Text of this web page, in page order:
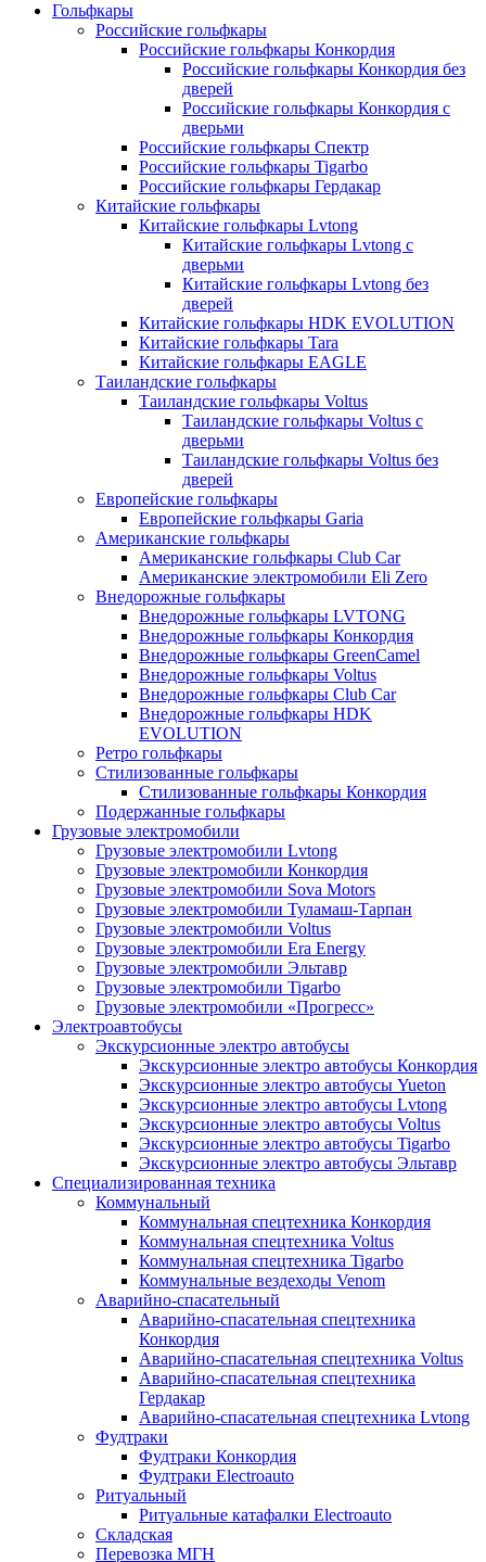
Гольфкары
Российские гольфкары
Российские гольфкары Конкордия
Российские гольфкары Конкордия без
дверей
Российские гольфкары Конкордия с
дверьми
Российские гольфкары Спектр
Российские гольфкары Tigarbo
Российские гольфкары Гердакар
Китайские гольфкары
Китайские гольфкары Lvtong
Китайские гольфкары Lvtong с
дверьми
Китайские гольфкары Lvtong без
дверей
Китайские гольфкары HDK EVOLUTION
Китайские гольфкары Tara
Китайские гольфкары EAGLE
Таиландские гольфкары
Таиландские гольфкары Voltus
Таиландские гольфкары Voltus с
дверьми
Таиландские гольфкары Voltus без
дверей
Европейские гольфкары
Европейские гольфкары Garia
Американские гольфкары
Американские гольфкары Club Car
Американские электромобили Eli Zero
Внедорожные гольфкары
Внедорожные гольфкары LVTONG
Внедорожные гольфкары Конкордия
Внедорожные гольфкары GreenCamel
Внедорожные гольфкары Voltus
Внедорожные гольфкары Club Car
Внедорожные гольфкары HDK
EVOLUTION
Ретро гольфкары
Стилизованные гольфкары
Стилизованные гольфкары Конкордия
Подержанные гольфкары
Грузовые электромобили
Грузовые электромобили Lvtong
Грузовые электромобили Конкордия
Грузовые электромобили Sova Motors
Грузовые электромобили Туламаш-Тарпан
Грузовые электромобили Voltus
Грузовые электромобили Era Energy
Грузовые электромобили Эльтавр
Грузовые электромобили Tigarbo
Грузовые электромобили «Прогресс»
Электроавтобусы
Экскурсионные электро автобусы
Экскурсионные электро автобусы Конкордия
Экскурсионные электро автобусы Yueton
Экскурсионные электро автобусы Lvtong
Экскурсионные электро автобусы Voltus
Экскурсионные электро автобусы Tigarbo
Экскурсионные электро автобусы Эльтавр
Специализированная техника
Коммунальный
Коммунальная спецтехника Конкордия
Коммунальная спецтехника Voltus
Коммунальная спецтехника Tigarbo
Коммунальные вездеходы Venom
Аварийно-спасательный
Аварийно-спасательная спецтехника
Конкордия
Аварийно-спасательная спецтехника Voltus
Аварийно-спасательная спецтехника
Гердакар
Аварийно-спасательная спецтехника Lvtong
Фудтраки
Фудтраки Конкордия
Фудтраки Electroauto
Ритуальный
Ритуальные катафалки Electroauto
Складская
Перевозка МГН